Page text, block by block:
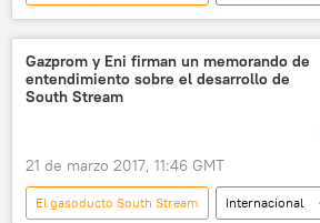
📈 Mercados y finanzas
TurkStream (gasoducto)
Países Bajos
🌍 Europa
exportaciones
Gazprom y Eni firman un memorando de
entendimiento sobre el desarrollo de
South Stream
21 de marzo 2017, 11:46 GMT
El gasoducto South Stream
Internacional